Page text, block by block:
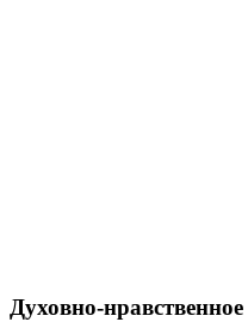
Наталья
Духовно-